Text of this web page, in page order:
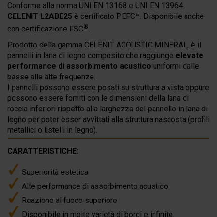
Conforme alla norma UNI EN 13168 e UNI EN 13964.
CELENIT L2ABE25 è certificato PEFC™. Disponibile anche
con certificazione FSC®.
Prodotto della gamma CELENIT ACOUSTIC MINERAL, è il
pannelli in lana di legno composito che raggiunge elevate
performance di assorbimento acustico uniformi dalle
basse alle alte frequenze.
I pannelli possono essere posati su struttura a vista oppure
possono essere forniti con le dimensioni della lana di
roccia inferiori rispetto alla larghezza del pannello in lana di
legno per poter esser avvittati alla struttura nascosta (profili
metallici o listelli in legno).
CARATTERISTICHE:
Superiorità estetica
Alte performance di assorbimento acustico
Reazione al fuoco superiore
Disponibile in molte varietà di bordi e infinite